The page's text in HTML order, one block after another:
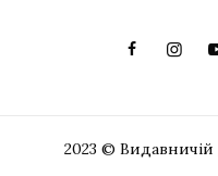
2023 © Видавничій